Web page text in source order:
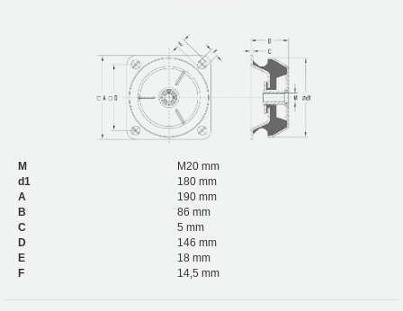
M
M20 mm
d1
180 mm
A
190 mm
B
86 mm
C
5 mm
D
146 mm
E
18 mm
F
14,5 mm